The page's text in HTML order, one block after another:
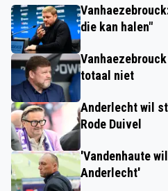
die kan halen"
totaal niet
Anderlecht wil
Rode Duivel
'Vandenhaute
Anderlecht'